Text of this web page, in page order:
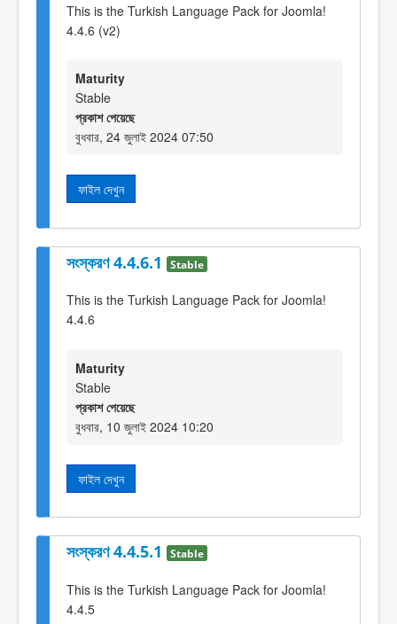
This is the Turkish Language Pack for Joomla!
4.4.6 (v2)
Maturity
Stable
প্রকাশ পেয়েছে
বুধবার, 24 জুলাই 2024 07:50
ফাইল দেখুন
সংস্করণ 4.4.6.1 Stable
This is the Turkish Language Pack for Joomla!
4.4.6
Maturity
Stable
প্রকাশ পেয়েছে
বুধবার, 10 জুলাই 2024 10:20
ফাইল দেখুন
সংস্করণ 4.4.5.1 Stable
This is the Turkish Language Pack for Joomla!
4.4.5